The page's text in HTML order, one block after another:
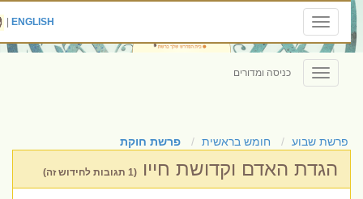
Toggle
navigation
ENGLISH
|
Toggle
navigation
כניסה ומדורים
פרשת שבוע חומש בראשית פרשת חוקת
הגדת האדם וקדושת חייו